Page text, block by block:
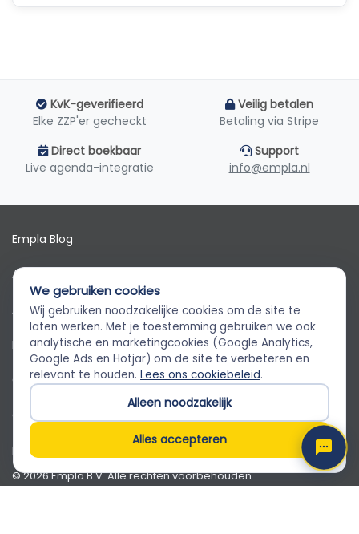
KvK-geverifieerd
Elke ZZP'er gecheckt
Veilig betalen
Betaling via Stripe
Direct boekbaar
Live agenda-integratie
Support
info@empla.nl
Empla Blog
Algemene voorwaarden
AVG
Privacybeleid
Cookiebeleid
Cookievoorkeuren
Klantenservice
© 2026 Empla B.V. Alle rechten voorbehouden
Empla Assistent
Altijd beschikbaar, stel een vraag
We gebruiken cookies
Wij gebruiken noodzakelijke cookies om de site te
laten werken. Met je toestemming gebruiken we ook
analytische en marketingcookies (Google Analytics,
Google Ads en Hotjar) om de site te verbeteren en
relevant te houden. Lees ons cookiebeleid.
Alleen noodzakelijk
Alles accepteren